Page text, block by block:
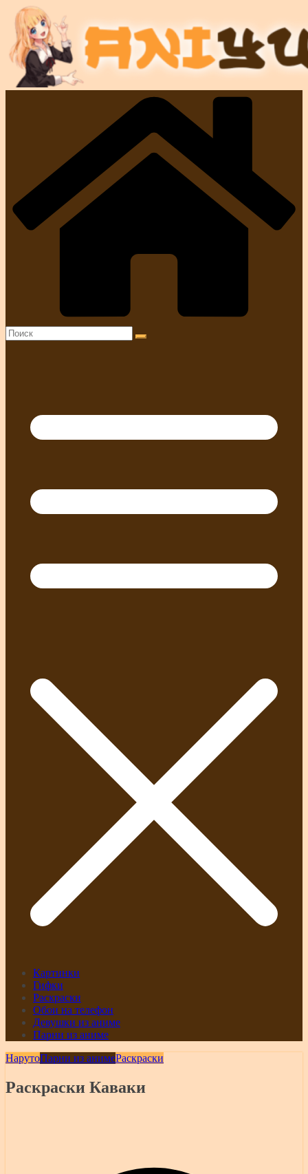
Перейти
содержимому
Картинки
Гифки
Раскраски
Обои на телефон
Девушки из аниме
Парни из аниме
НарутоПарни из анимеРаскраски
Раскраски Каваки